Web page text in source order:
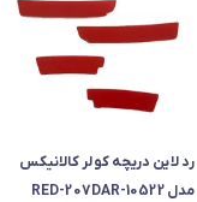
رد لاین دریچه کولر کالانیکس
مدل RED-207DAR-10522